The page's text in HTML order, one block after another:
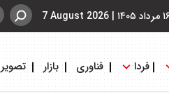
|
7 August 2026
فردا فناوری بازار تصویر